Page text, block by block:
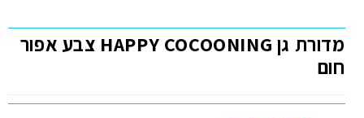
מדורת גן HAPPY COCOONING צבע אפור
חום